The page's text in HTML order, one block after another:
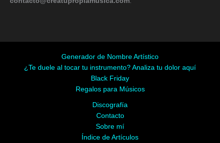
Generador de Nombre Artístico
¿Te duele al tocar tu instrumento? Analiza tu dolor aquí
Black Friday
Regalos para Músicos
Discografía
Contacto
Sobre mí
Índice de Artículos